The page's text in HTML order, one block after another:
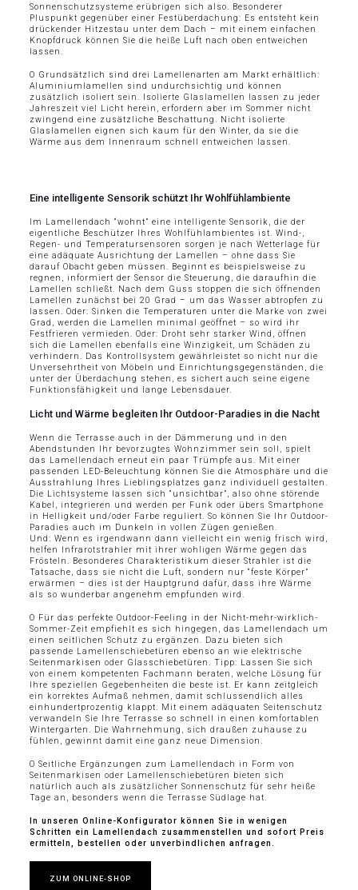
Sonnenschutzsysteme erübrigen sich also. Besonderer
Pluspunkt gegenüber einer Festüberdachung: Es entsteht kein
drückender Hitzestau unter dem Dach – mit einem einfachen
Knopfdruck können Sie die heiße Luft nach oben entweichen
lassen.
O Grundsätzlich sind drei Lamellenarten am Markt erhältlich:
Aluminiumlamellen sind undurchsichtig und können
zusätzlich isoliert sein. Isolierte Glaslamellen lassen zu jeder
Jahreszeit viel Licht herein, erfordern aber im Sommer nicht
zwingend eine zusätzliche Beschattung. Nicht isolierte
Glaslamellen eignen sich kaum für den Winter, da sie die
Wärme aus dem Innenraum schnell entweichen lassen.
Eine intelligente Sensorik schützt Ihr Wohlfühlambiente
Im Lamellendach “wohnt” eine intelligente Sensorik, die der
eigentliche Beschützer Ihres Wohlfühlambientes ist. Wind-,
Regen- und Temperatursensoren sorgen je nach Wetterlage für
eine adäquate Ausrichtung der Lamellen – ohne dass Sie
darauf Obacht geben müssen. Beginnt es beispielsweise zu
regnen, informiert der Sensor die Steuerung, die daraufhin die
Lamellen schließt. Nach dem Guss stoppen die sich öffnenden
Lamellen zunächst bei 20 Grad – um das Wasser abtropfen zu
lassen. Oder: Sinken die Temperaturen unter die Marke von zwei
Grad, werden die Lamellen minimal geöffnet – so wird ihr
Festfrieren vermieden. Oder: Droht sehr starker Wind, öffnen
sich die Lamellen ebenfalls eine Winzigkeit, um Schäden zu
verhindern. Das Kontrollsystem gewährleistet so nicht nur die
Unversehrtheit von Möbeln und Einrichtungsgegenständen, die
unter der Überdachung stehen, es sichert auch seine eigene
Funktionsfähigkeit und lange Lebensdauer.
Licht und Wärme begleiten Ihr Outdoor-Paradies in die Nacht
Wenn die Terrasse auch in der Dämmerung und in den
Abendstunden Ihr bevorzugtes Wohnzimmer sein soll, spielt
das Lamellendach erneut ein paar Trümpfe aus. Mit einer
passenden LED-Beleuchtung können Sie die Atmosphäre und die
Ausstrahlung Ihres Lieblingsplatzes ganz individuell gestalten.
Die Lichtsysteme lassen sich “unsichtbar”, also ohne störende
Kabel, integrieren und werden per Funk oder übers Smartphone
in Helligkeit und/oder Farbe reguliert. So können Sie Ihr Outdoor-
Paradies auch im Dunkeln in vollen Zügen genießen.
Und: Wenn es irgendwann dann vielleicht ein wenig frisch wird,
helfen Infrarotstrahler mit ihrer wohligen Wärme gegen das
Frösteln. Besonderes Charakteristikum dieser Strahler ist die
Tatsache, dass sie nicht die Luft, sondern nur “feste Körper”
erwärmen – dies ist der Hauptgrund dafür, dass ihre Wärme
als so wunderbar angenehm empfunden wird.
O Für das perfekte Outdoor-Feeling in der Nicht-mehr-wirklich-
Sommer-Zeit empfiehlt es sich hingegen, das Lamellendach um
einen seitlichen Schutz zu ergänzen. Dazu bieten sich
passende Lamellenschiebetüren ebenso an wie elektrische
Seitenmarkisen oder Glasschiebetüren. Tipp: Lassen Sie sich
von einem kompetenten Fachmann beraten, welche Lösung für
Ihre speziellen Gegebenheiten die beste ist. Er kann zeitgleich
ein korrektes Aufmaß nehmen, damit schlussendlich alles
einhundertprozentig klappt. Mit einem adäquaten Seitenschutz
verwandeln Sie Ihre Terrasse so schnell in einen komfortablen
Wintergarten. Die Wahrnehmung, sich draußen zuhause zu
fühlen, gewinnt damit eine ganz neue Dimension.
O Seitliche Ergänzungen zum Lamellendach in Form von
Seitenmarkisen oder Lamellenschiebetüren bieten sich
natürlich auch als zusätzlicher Sonnenschutz für sehr heiße
Tage an, besonders wenn die Terrasse Südlage hat.
In unseren Online-Konfigurator können Sie in wenigen
Schritten ein Lamellendach zusammenstellen und sofort Preis
ermitteln, bestellen oder unverbindlichen anfragen.
ZUM ONLINE-SHOP